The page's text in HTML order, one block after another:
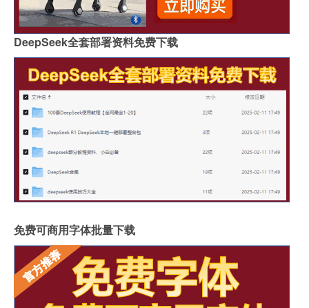
DeepSeek全套部署资料免费下载
免费可商用字体批量下载